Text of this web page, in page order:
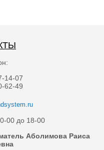
14-07
62-49
00 до 18-00
Аболимова Раиса